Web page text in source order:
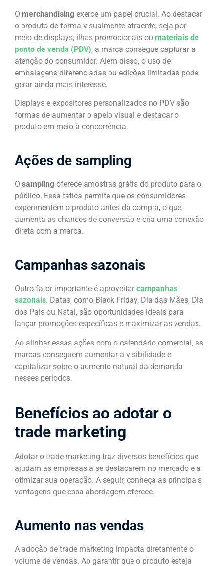
O merchandising exerce um papel crucial. Ao destacar
o produto de forma visualmente atraente, seja por
meio de displays, ilhas promocionais ou materiais de
ponto de venda (PDV), a marca consegue capturar a
atenção do consumidor. Além disso, o uso de
embalagens diferenciadas ou edições limitadas pode
gerar ainda mais interesse.
Displays e expositores personalizados no PDV são
formas de aumentar o apelo visual e destacar o
produto em meio à concorrência.
Ações de sampling
O sampling oferece amostras grátis do produto para o
público. Essa tática permite que os consumidores
experimentem o produto antes da compra, o que
aumenta as chances de conversão e cria uma conexão
direta com a marca.
Campanhas sazonais
Outro fator importante é aproveitar campanhas
sazonais. Datas, como Black Friday, Dia das Mães, Dia
dos Pais ou Natal, são oportunidades ideais para
lançar promoções específicas e maximizar as vendas.
Ao alinhar essas ações com o calendário comercial, as
marcas conseguem aumentar a visibilidade e
capitalizar sobre o aumento natural da demanda
nesses períodos.
Benefícios ao adotar o
trade marketing
Adotar o trade marketing traz diversos benefícios que
ajudam as empresas a se destacarem no mercado e a
otimizar sua operação. A seguir, conheça as principais
vantagens que essa abordagem oferece.
Aumento nas vendas
A adoção de trade marketing impacta diretamente o
volume de vendas. Ao garantir que o produto esteja